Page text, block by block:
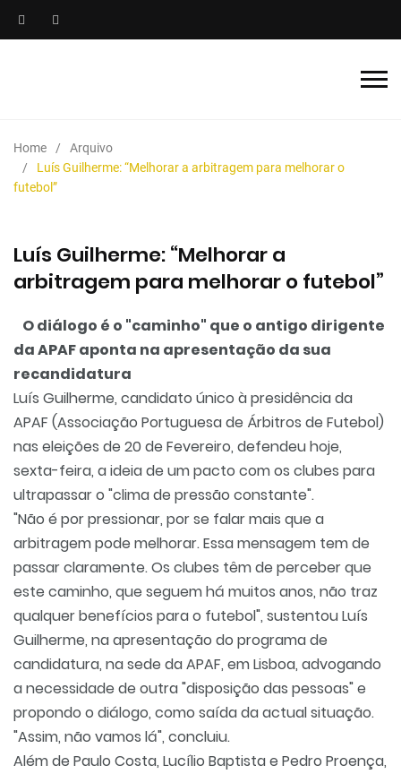
Home
Arquivo
Luís Guilherme: “Melhorar a arbitragem para melhorar o
futebol”
Luís Guilherme: “Melhorar a
arbitragem para melhorar o futebol”
O diálogo é o "caminho" que o antigo dirigente
daAPAFaponta na apresentação da sua
recandidatura
Luís Guilherme, candidato único à presidência da
APAF (Associação Portuguesa de Árbitros de Futebol)
nas eleições de 20 de Fevereiro, defendeu hoje,
sexta-feira, a ideia de um pacto com os clubes para
ultrapassar o "clima de pressão constante".
"Não é por pressionar, por se falar mais que a
arbitragem pode melhorar. Essa mensagem tem de
passar claramente. Os clubes têm de perceber que
este caminho, que seguem há muitos anos, não traz
qualquer benefícios para o futebol", sustentou Luís
Guilherme, na apresentação do programa de
candidatura, na sede daAPAF, em Lisboa, advogando
a necessidade de outra "disposição das pessoas" e
propondo o diálogo, como saída da actual situação.
"Assim, não vamos lá", concluiu.
Além de Paulo Costa, Lucílio Baptista e Pedro Proença,